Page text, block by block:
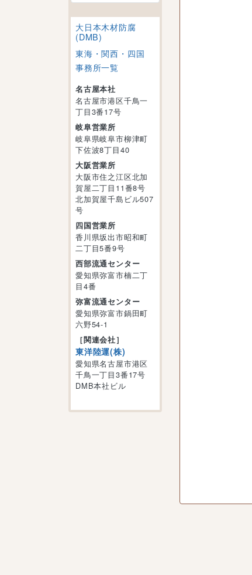
大日本木材防腐
(DMB)
東海・関西・四国
事務所一覧
名古屋本社
名古屋市港区千鳥一
丁目3番17号
岐阜営業所
岐阜県岐阜市柳津町
下佐波8丁目40
大阪営業所
大阪市住之江区北加
賀屋二丁目11番8号
北加賀屋千島ビル507
号
四国営業所
香川県坂出市昭和町
二丁目5番9号
西部流通センター
愛知県弥富市楠二丁
目4番
弥富流通センター
愛知県弥富市鍋田町
六野54-1
［関連会社］
東洋陸運(株)
愛知県名古屋市港区
千鳥一丁目3番17号
DMB本社ビル